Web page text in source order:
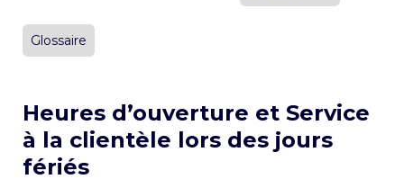
Glossaire
Heures d’ouverture et Service
à la clientèle lors des jours
fériés